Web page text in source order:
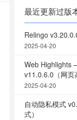
最近更新过版
Relingo
2025-04-20
Web Highlights
v11.0.6.0（网页
2025-04-20
自动隐私模式
式）